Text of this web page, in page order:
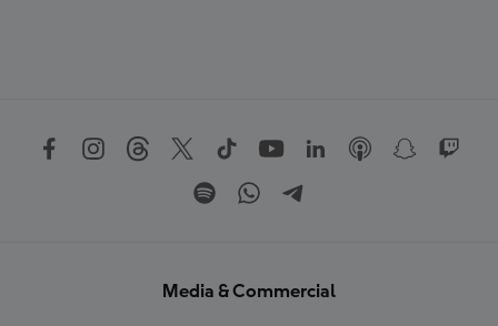
Media & Commercial